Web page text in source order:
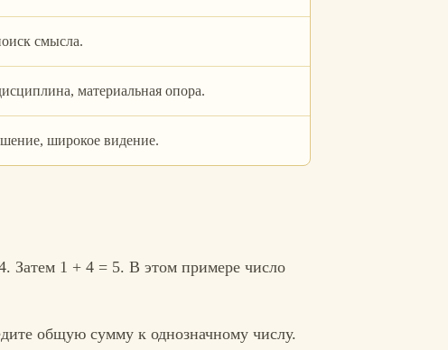
смысла.
материальная опора.
широкое видение.
1 + 4 = 5. В этом примере число
общую сумму к однозначному числу.